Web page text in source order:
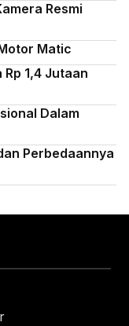
Resmi
Matic
1,4 Jutaan
Dalam
Perbedaannya